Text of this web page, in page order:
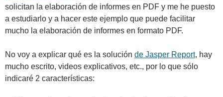
solicitan la elaboración de informes en PDF y me he puesto
a estudiarlo y a hacer este ejemplo que puede facilitar
mucho la elaboración de informes en formato PDF.
No voy a explicar qué es la solución de Jasper Report, hay
mucho escrito, videos explicativos, etc., por lo que sólo
indicaré 2 características: